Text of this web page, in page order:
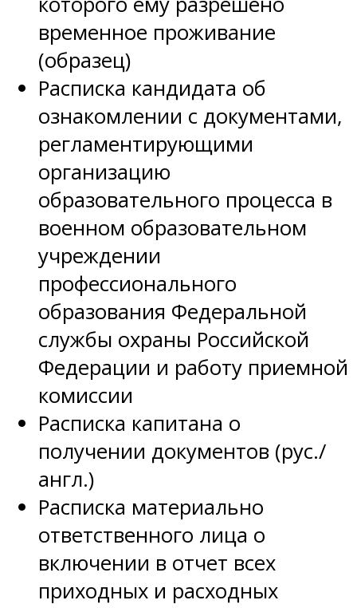
временное проживание
(образец)
Расписка кандидата об
ознакомлении с документами,
регламентирующими
организацию
образовательного процесса в
военном образовательном
учреждении
профессионального
образования Федеральной
службы охраны Российской
Федерации и работу приемной
комиссии
Расписка капитана о
получении документов (рус./
англ.)
Расписка материально
ответственного лица о
включении в отчет всех
приходных и расходных